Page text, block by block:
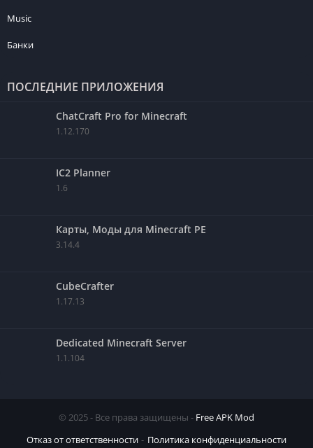
Music
Банки
ПОСЛЕДНИЕ ПРИЛОЖЕНИЯ
ChatCraft Pro for Minecraft
1.12.170
IC2 Planner
1.6
Карты, Моды для Minecraft PE
3.14.4
CubeCrafter
1.17.13
Dedicated Minecraft Server
1.1.104
© 2025 - Все права защищены - Free APK Mod
Отказ от ответственности
Политика конфиденциальности